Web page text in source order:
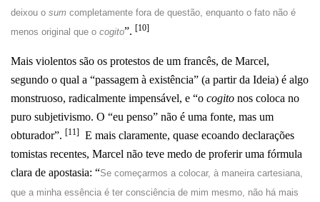
deixou o sum completamente fora de questão, enquanto o fato não é
menos original que o cogito”. [10]
Mais violentos são os protestos de um francês, de Marcel,
segundo o qual a “passagem à existência” (a partir da Ideia) é algo
monstruoso, radicalmente impensável, e “o cogito nos coloca no
puro subjetivismo. O “eu penso” não é uma fonte, mas um
obturador”. [11]
E mais claramente, quase ecoando declarações
tomistas recentes, Marcel não teve medo de proferir uma fórmula
clara de apostasia: “Se começarmos a colocar, à maneira cartesiana,
que a minha essência é ter consciência de mim mesmo, não há mais